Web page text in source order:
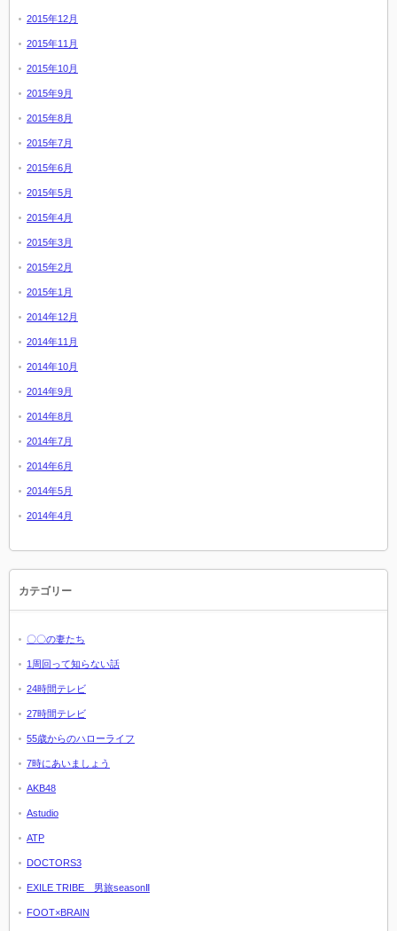
2015年12月
2015年11月
2015年10月
2015年9月
2015年8月
2015年7月
2015年6月
2015年5月
2015年4月
2015年3月
2015年2月
2015年1月
2014年12月
2014年11月
2014年10月
2014年9月
2014年8月
2014年7月
2014年6月
2014年5月
2014年4月
カテゴリー
〇〇の妻たち
1周回って知らない話
24時間テレビ
27時間テレビ
55歳からのハローライフ
7時にあいましょう
AKB48
Astudio
ATP
DOCTORS3
EXILE TRIBE 男旅seasonⅡ
FOOT×BRAIN